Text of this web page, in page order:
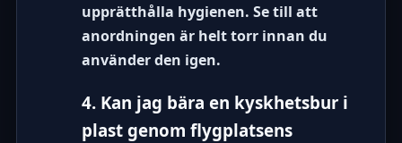
upprätthålla hygienen. Se till att
anordningen är helt torr innan du
använder den igen.
4. Kan jag bära en kyskhetsbur i
plast genom flygplatsens